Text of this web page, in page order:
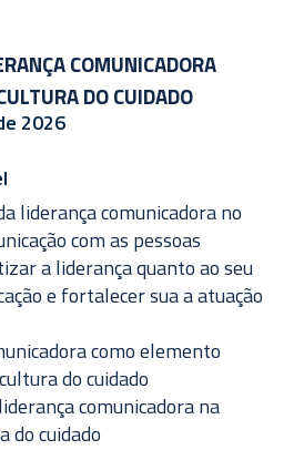
COMUNICADORA
DO CUIDADO
2026
liderança comunicadora no
com as pessoas
a liderança quanto ao seu
e fortalecer sua a atuação
como elemento
do cuidado
comunicadora na
do cuidado